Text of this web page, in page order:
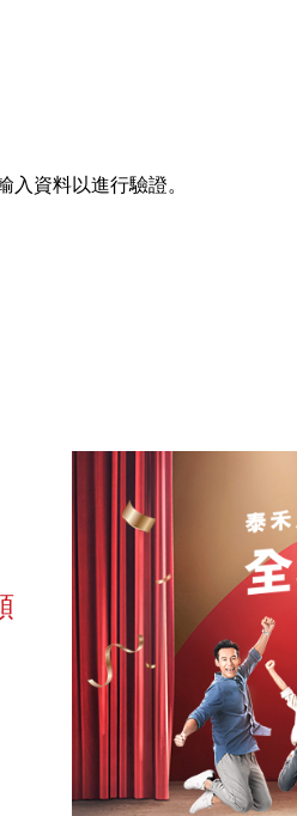
入資料以進行驗證。